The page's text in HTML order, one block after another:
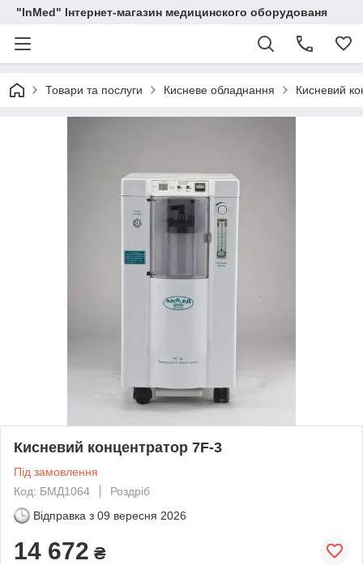
"InMed" Інтернет-магазин медицинского оборудованя
Товари та послуги Кисневе обладнання Кисневий
Кисневий концентратор 7F-3
Під замовлення
Код: БМД1064
Роздріб
Відправка з 09 вересня 2026
14 672 ₴